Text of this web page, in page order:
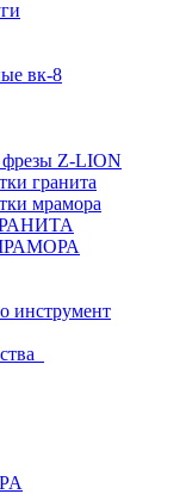
вк-8
фрезы Z-LION
гранита
мрамора
инструмент